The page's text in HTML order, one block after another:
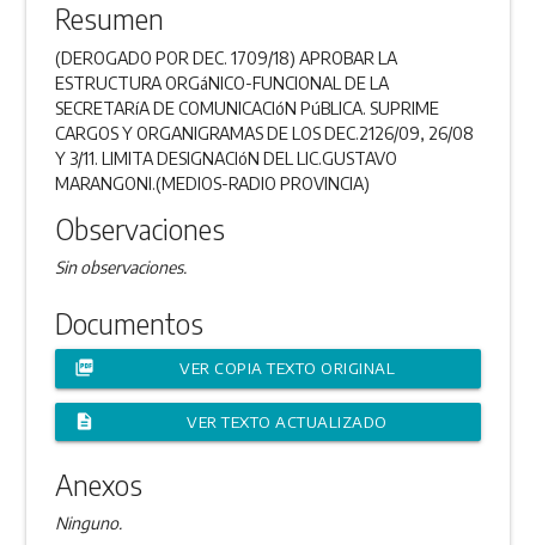
Resumen
(DEROGADO POR DEC. 1709/18) APROBAR LA
ESTRUCTURA ORGáNICO-FUNCIONAL DE LA
SECRETARíA DE COMUNICACIóN PúBLICA. SUPRIME
CARGOS Y ORGANIGRAMAS DE LOS DEC.2126/09, 26/08
Y 3/11. LIMITA DESIGNACIóN DEL LIC.GUSTAVO
MARANGONI.(MEDIOS-RADIO PROVINCIA)
Observaciones
Sin observaciones.
Documentos
picture_as_pdf VER COPIA TEXTO ORIGINAL
description VER TEXTO ACTUALIZADO
Anexos
Ninguno.